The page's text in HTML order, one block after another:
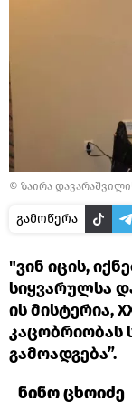
© ზაირა
გამოწერა
"ვინ იცის,
სიყვარულსა
ის მისტერია,
გამოადგება”.
ნინო ცხოიძე